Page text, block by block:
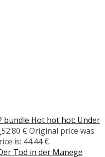
Hot hot hot: Under
52.80€Original price was:
is: 44.44 €.